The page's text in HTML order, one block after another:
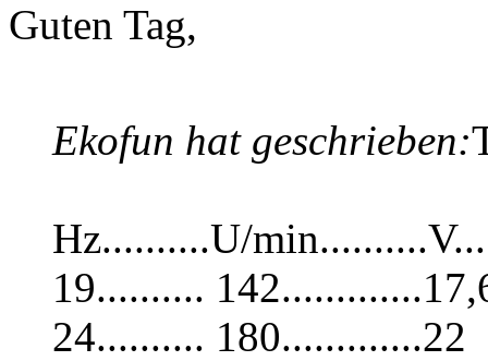
Guten Tag,
Ekofun hat geschrieben:
Hz..........U/
19..........
24.......... 180.............22